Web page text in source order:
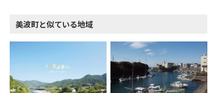
美波町と似ている地域